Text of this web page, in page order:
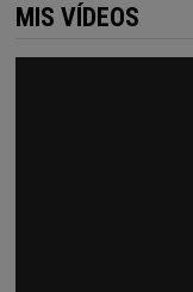
MIS VÍDEOS